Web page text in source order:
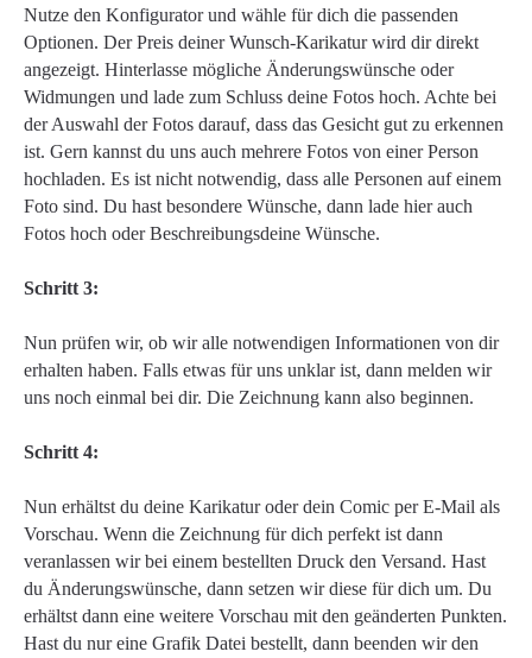
Nutze den Konfigurator und wähle für dich die passenden
Optionen. Der Preis deiner Wunsch-Karikatur wird dir direkt
angezeigt. Hinterlasse mögliche Änderungswünsche oder
Widmungen und lade zum Schluss deine Fotos hoch. Achte bei
der Auswahl der Fotos darauf, dass das Gesicht gut zu erkennen
ist. Gern kannst du uns auch mehrere Fotos von einer Person
hochladen. Es ist nicht notwendig, dass alle Personen auf einem
Foto sind. Du hast besondere Wünsche, dann lade hier auch
Fotos hoch oder Beschreibungsdeine Wünsche.
Schritt 3:
Nun prüfen wir, ob wir alle notwendigen Informationen von dir
erhalten haben. Falls etwas für uns unklar ist, dann melden wir
uns noch einmal bei dir. Die Zeichnung kann also beginnen.
Schritt 4:
Nun erhältst du deine Karikatur oder dein Comic per E-Mail als
Vorschau. Wenn die Zeichnung für dich perfekt ist dann
veranlassen wir bei einem bestellten Druck den Versand. Hast
du Änderungswünsche, dann setzen wir diese für dich um. Du
erhältst dann eine weitere Vorschau mit den geänderten Punkten.
Hast du nur eine Grafik Datei bestellt, dann beenden wir den